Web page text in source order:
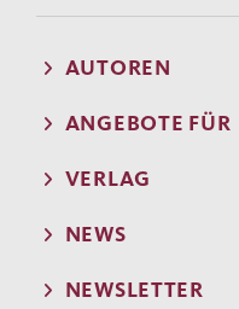
AUTOREN
ANGEBOTE FÜR
VERLAG
NEWS
NEWSLETTER